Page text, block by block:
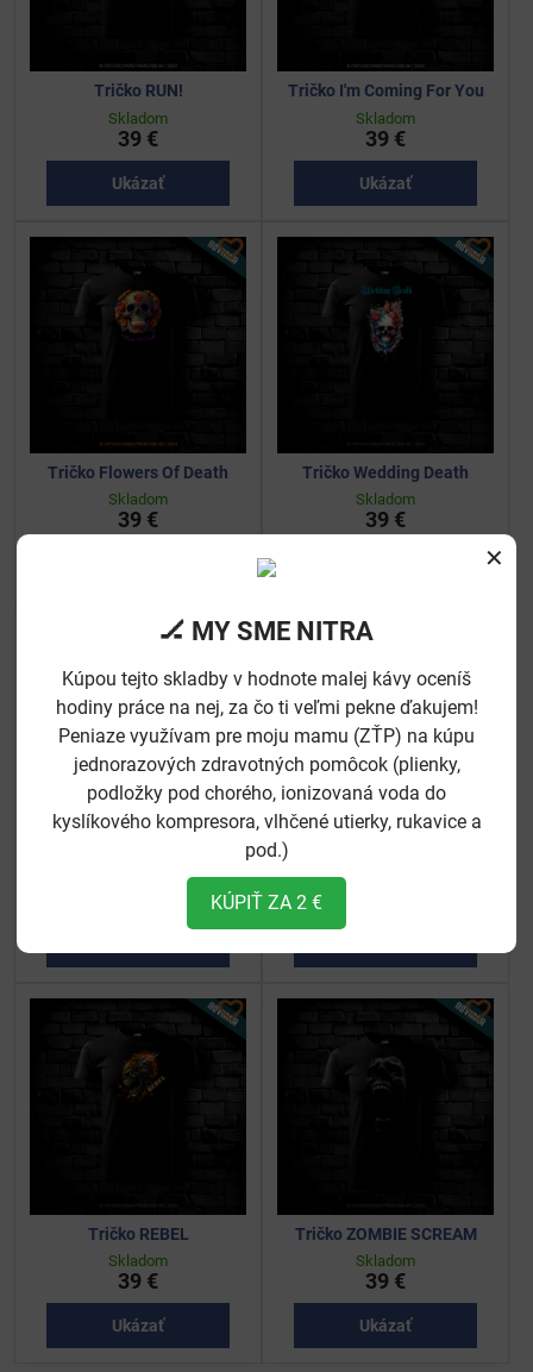
Tričko RUN!
Skladom
39 €
Ukázať
Tričko I'm Coming For You
Skladom
39 €
Ukázať
Tričko Flowers Of Death
Skladom
39 €
Tričko Wedding Death
Skladom
39 €
Tričko REBEL
Skladom
39 €
Ukázať
Tričko ZOMBIE SCREAM
Skladom
39 €
Ukázať
✕
🏒 MY SME NITRA
Kúpou tejto skladby v hodnote malej kávy oceníš
hodiny práce na nej, za čo ti veľmi pekne ďakujem!
Peniaze využívam pre moju mamu (ZŤP) na kúpu
jednorazových zdravotných pomôcok (plienky,
podložky pod chorého, ionizovaná voda do
kyslíkového kompresora, vlhčené utierky, rukavice a
pod.)
KÚPIŤ ZA 2 €